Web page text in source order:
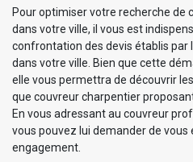
Pour optimiser votre recherche de
dans votre ville, il vous est
confrontation des devis établis
dans votre ville. Bien que cette
elle vous permettra de découvrir
que couvreur charpentier
En vous adressant au couvreur
vous pouvez lui demander de
engagement.